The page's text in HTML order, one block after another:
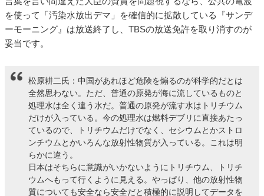
を使って「汚染水放出デマ」を確信的に拡散している『サンデ
ーモーニング』は放送終了し、TBSの放送免許を取り消すのが
妥当です。
松原耕二氏：中国があれほど危険を煽るのが科学的だとは
全然思わない。ただ、普通の原発が海に流しているものと
処理水は全く違う水だ。普通の原発が流す水はトリチウム
だけが入っている。今の処理水は燃料デブリに直接あたっ
ているので、トリチウムだけでなく、セシウムとかストロ
ンチウムとかいろんな放射性物質が入っている。これは明
らかに違う。
日本はそちらに意識がいかないようにトリチウム、トリチ
ウムへもって行くように見える。やっぱり、他の放射性物
質についても安全なら安全だと積極的に説明してデータを